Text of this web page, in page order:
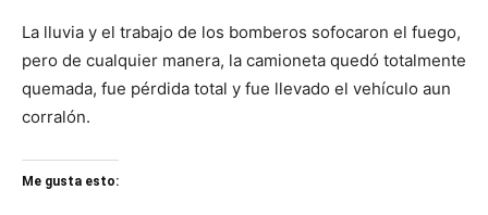
La lluvia y el trabajo de los bomberos sofocaron el fuego,
pero de cualquier manera, la camioneta quedó totalmente
quemada, fue pérdida total y fue llevado el vehículo aun
corralón.
Me gusta esto: